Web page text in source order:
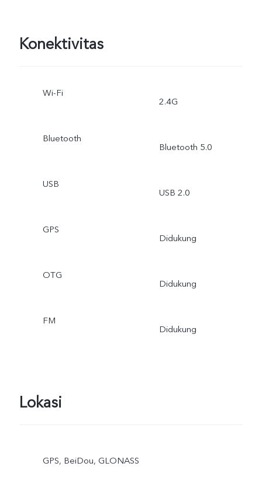
Konektivitas
Wi-Fi
2.4G
Bluetooth
Bluetooth 5.0
USB
USB 2.0
GPS
Didukung
OTG
Didukung
FM
Didukung
Lokasi
GPS, BeiDou, GLONASS